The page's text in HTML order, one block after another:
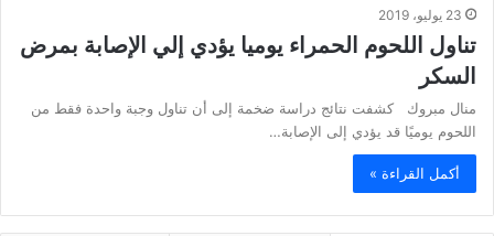
23 يوليو، 2019
تناول اللحوم الحمراء يوميا يؤدي إلي الإصابة بمرض
السكر
منال مبروك كشفت نتائج دراسة ضخمة إلى أن تناول وجبة واحدة فقط من
اللحوم يوميًا قد يؤدي إلى الإصابة…
أكمل القراءة »